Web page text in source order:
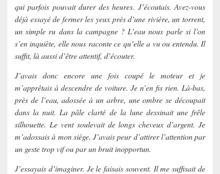
qui parfois pouvait durer des heures. J’écoutais. Avez-vous
déjà essayé de fermer les yeux près d’une rivière, un torrent,
un simple ru dans la campagne ? L’eau nous parle si l’on
s’en inquiète, elle nous raconte ce qu’elle a vu ou entendu. Il
suffit, là aussi d’être attentif, d’écouter.
J’avais donc encore une fois coupé le moteur et je
m’apprêtais à descendre de voiture. Je n’en fis rien. Là-bas,
près de l’eau, adossée à un arbre, une ombre se découpait
dans la nuit. La pâle clarté de la lune dessinait une frêle
silhouette. Le vent soulevait de longs cheveux d’argent. Je
m’adossais à mon siège. J’avais peur d’attirer l’attention par
un geste trop vif ou par un bruit inopportun.
J’essayais d’imaginer. Je le faisais souvent. Il me suffisait de